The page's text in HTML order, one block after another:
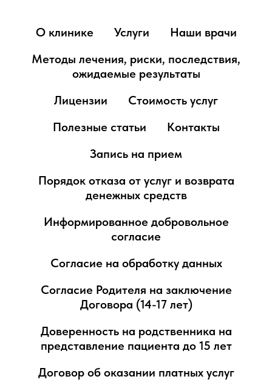
О клинике Услуги
Наши врачи
Методы лечения, риски, последствия,
ожидаемые результаты
Лицензии
Стоимость услуг
Полезные статьи
Контакты
Запись на прием
Порядок отказа от услуг и возврата
денежных средств
Информированное добровольное
согласие
Согласие на обработку данных
Согласие Родителя на заключение
Договора (14-17 лет)
Доверенность на родственника на
представление пациента до 15 лет
Договор об оказании платных услуг